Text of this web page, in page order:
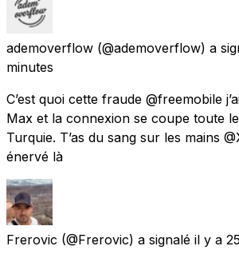
ademoverflow (@ademoverflow) a
minutes
C’est quoi cette fraude @freemobile
Max et la connexion se coupe toute
Turquie. T’as du sang sur les mains
énervé là
Frerovic (@Frerovic) a signalé il y a